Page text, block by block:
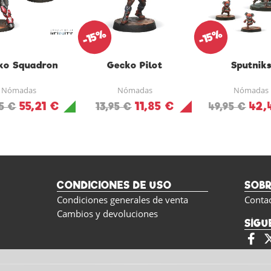
Squadron
Nómadas
€ 55,21 €
Gecko Pilot
Nómadas
13,95 € 11,85 €
-15%
Sputniks
Nómadas
49,95 €
-15%
CONDICIONES DE USO
Condiciones generales de venta
Cambios y devoluciones